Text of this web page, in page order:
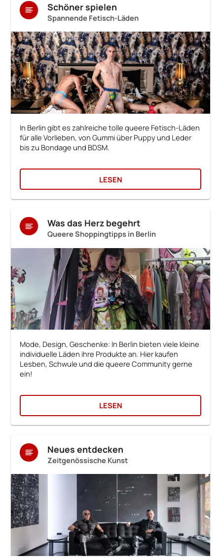
Schöner spielen
Spannende Fetisch-Läden
In Berlin gibt es zahlreiche tolle queere Fetisch-Läden
für alle Vorlieben, von Gummi über Puppy und Leder
bis zu Bondage und BDSM.
LESEN
Was das Herz begehrt
Queere Shoppingtipps in Berlin
Mode, Design, Geschenke: In Berlin bieten viele kleine
individuelle Läden ihre Produkte an. Hier kaufen
Lesben, Schwule und die queere Community gerne
ein!
LESEN
Neues entdecken
Zeitgenössische Kunst